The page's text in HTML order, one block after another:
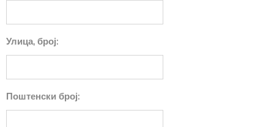
Улица, број:
Поштенски број: